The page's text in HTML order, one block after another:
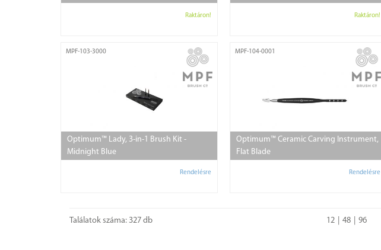
Raktáron! Raktáron!
MPF-103-3000
Optimum™ Lady, 3-in-1 Brush Kit -
Midnight Blue
Rendelésre
MPF-104-0001
Optimum™ Ceramic Carving Instrument,
Flat Blade
Rendelésre
Találatok száma: 327 db 12 48 96